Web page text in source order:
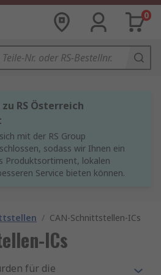
0
RS Österreich
mit der RS Group
sodass wir Ihnen ein
Produktsortiment, lokalen
Service bieten können.
/ CAN-Schnittstellen-ICs
ICs
für die